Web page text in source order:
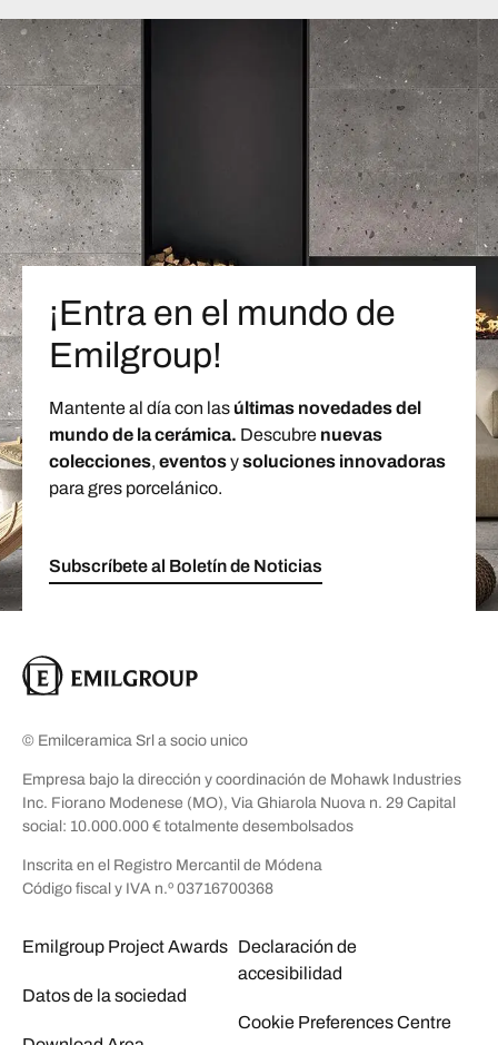
¡Entra en el mundo de
Emilgroup!
Mantente al día con las últimas novedades del
mundo de la cerámica. Descubre nuevas
colecciones, eventosysoluciones innovadoras
para gres porcelánico.
Subscríbete al Boletín de Noticias
© Emilceramica Srl a socio unico
Empresa bajo la dirección y coordinación de Mohawk Industries
Inc. Fiorano Modenese (MO), Via Ghiarola Nuova n. 29 Capital
social: 10.000.000 € totalmente desembolsados
Inscrita en el Registro Mercantil de Módena
Código fiscal y IVA n.º 03716700368
Emilgroup Project Awards
Datos de la sociedad
Declaración de
accesibilidad
Cookie Preferences Centre